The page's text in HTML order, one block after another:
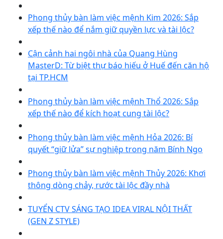
Phong thủy bàn làm việc mệnh Kim 2026: Sắp
xếp thế nào để nắm giữ quyền lực và tài lộc?
Cận cảnh hai ngôi nhà của Quang Hùng
MasterD: Từ biệt thự báo hiếu ở Huế đến căn hộ
tại TP.HCM
Phong thủy bàn làm việc mệnh Thổ 2026: Sắp
xếp thế nào để kích hoạt cung tài lộc?
Phong thủy bàn làm việc mệnh Hỏa 2026: Bí
quyết “giữ lửa” sự nghiệp trong năm Bính Ngọ
Phong thủy bàn làm việc mệnh Thủy 2026: Khơi
thông dòng chảy, rước tài lộc đầy nhà
TUYỂN CTV SÁNG TẠO IDEA VIRAL NỘI THẤT
(GEN Z STYLE)